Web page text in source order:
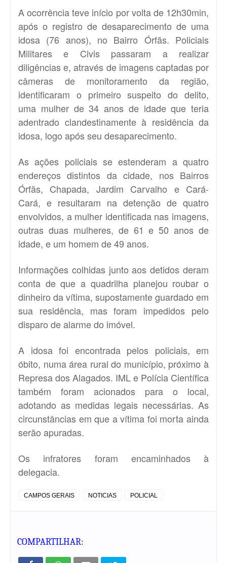
A ocorrência teve início por volta de 12h30min,
após o registro de desaparecimento de uma
idosa (76 anos), no Bairro Órfãs. Policiais
Militares e Civis passaram a realizar
diligências e, através de imagens captadas por
câmeras de monitoramento da região,
identificaram o primeiro suspeito do delito,
uma mulher de 34 anos de idade que teria
adentrado clandestinamente à residência da
idosa, logo após seu desaparecimento.
As ações policiais se estenderam a quatro
endereços distintos da cidade, nos Bairros
Órfãs, Chapada, Jardim Carvalho e Cará-
Cará, e resultaram na detenção de quatro
envolvidos, a mulher identificada nas imagens,
outras duas mulheres, de 61 e 50 anos de
idade, e um homem de 49 anos.
Informações colhidas junto aos detidos deram
conta de que a quadrilha planejou roubar o
dinheiro da vítima, supostamente guardado em
sua residência, mas foram impedidos pelo
disparo de alarme do imóvel.
A idosa foi encontrada pelos policiais, em
óbito, numa área rural do município, próximo à
Represa dos Alagados. IML e Polícia Científica
também foram acionados para o local,
adotando as medidas legais necessárias. As
circunstâncias em que a vítima foi morta ainda
serão apuradas.
Os infratores foram encaminhados à
delegacia.
CAMPOS GERAIS NOTICIAS POLICIAL
COMPARTILHAR: